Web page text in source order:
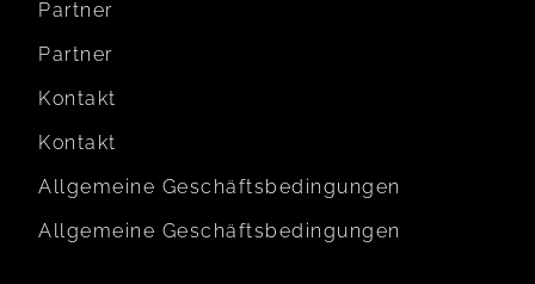
Partner
Partner
Kontakt
Kontakt
Allgemeine Geschäftsbedingungen
Allgemeine Geschäftsbedingungen